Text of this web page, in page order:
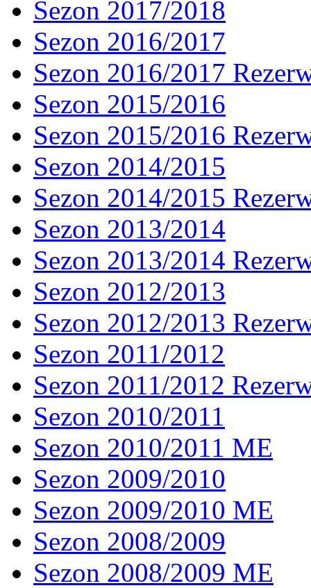
Sezon 2017/2018
Sezon 2016/2017
Sezon 2016/2017
Sezon 2015/2016
Sezon 2015/2016
Sezon 2014/2015
Sezon 2014/2015
Sezon 2013/2014
Sezon 2013/2014
Sezon 2012/2013
Sezon 2012/2013
Sezon 2011/2012
Sezon 2011/2012
Sezon 2010/2011
Sezon 2010/2011 ME
Sezon 2009/2010
Sezon 2009/2010 ME
Sezon 2008/2009
Sezon 2008/2009 ME